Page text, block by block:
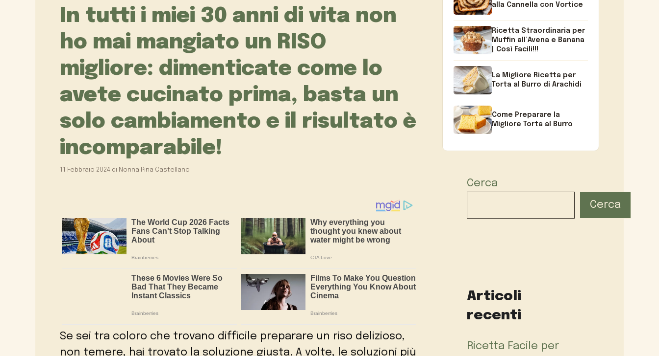
In tutti i miei 30 anni di vita non
ho mai mangiato un RISO
migliore: dimenticate come lo
avete cucinato prima, basta un
solo cambiamento e il risultato è
incomparabile!
11 Febbraio 2024 di Nonna Pina Castellano
Se sei tra coloro che trovano difficile preparare un riso delizioso,
non temere, hai trovato la soluzione giusta. A volte, le soluzioni più
alla Cannella con Vortice
Ricetta Straordinaria per
Muffin all’Avena e Banana
| Così Facili!!!
La Migliore Ricetta per
Torta al Burro di Arachidi
Come Preparare la
Migliore Torta al Burro
Cerca
Cerca
Articoli
recenti
Ricetta Facile per